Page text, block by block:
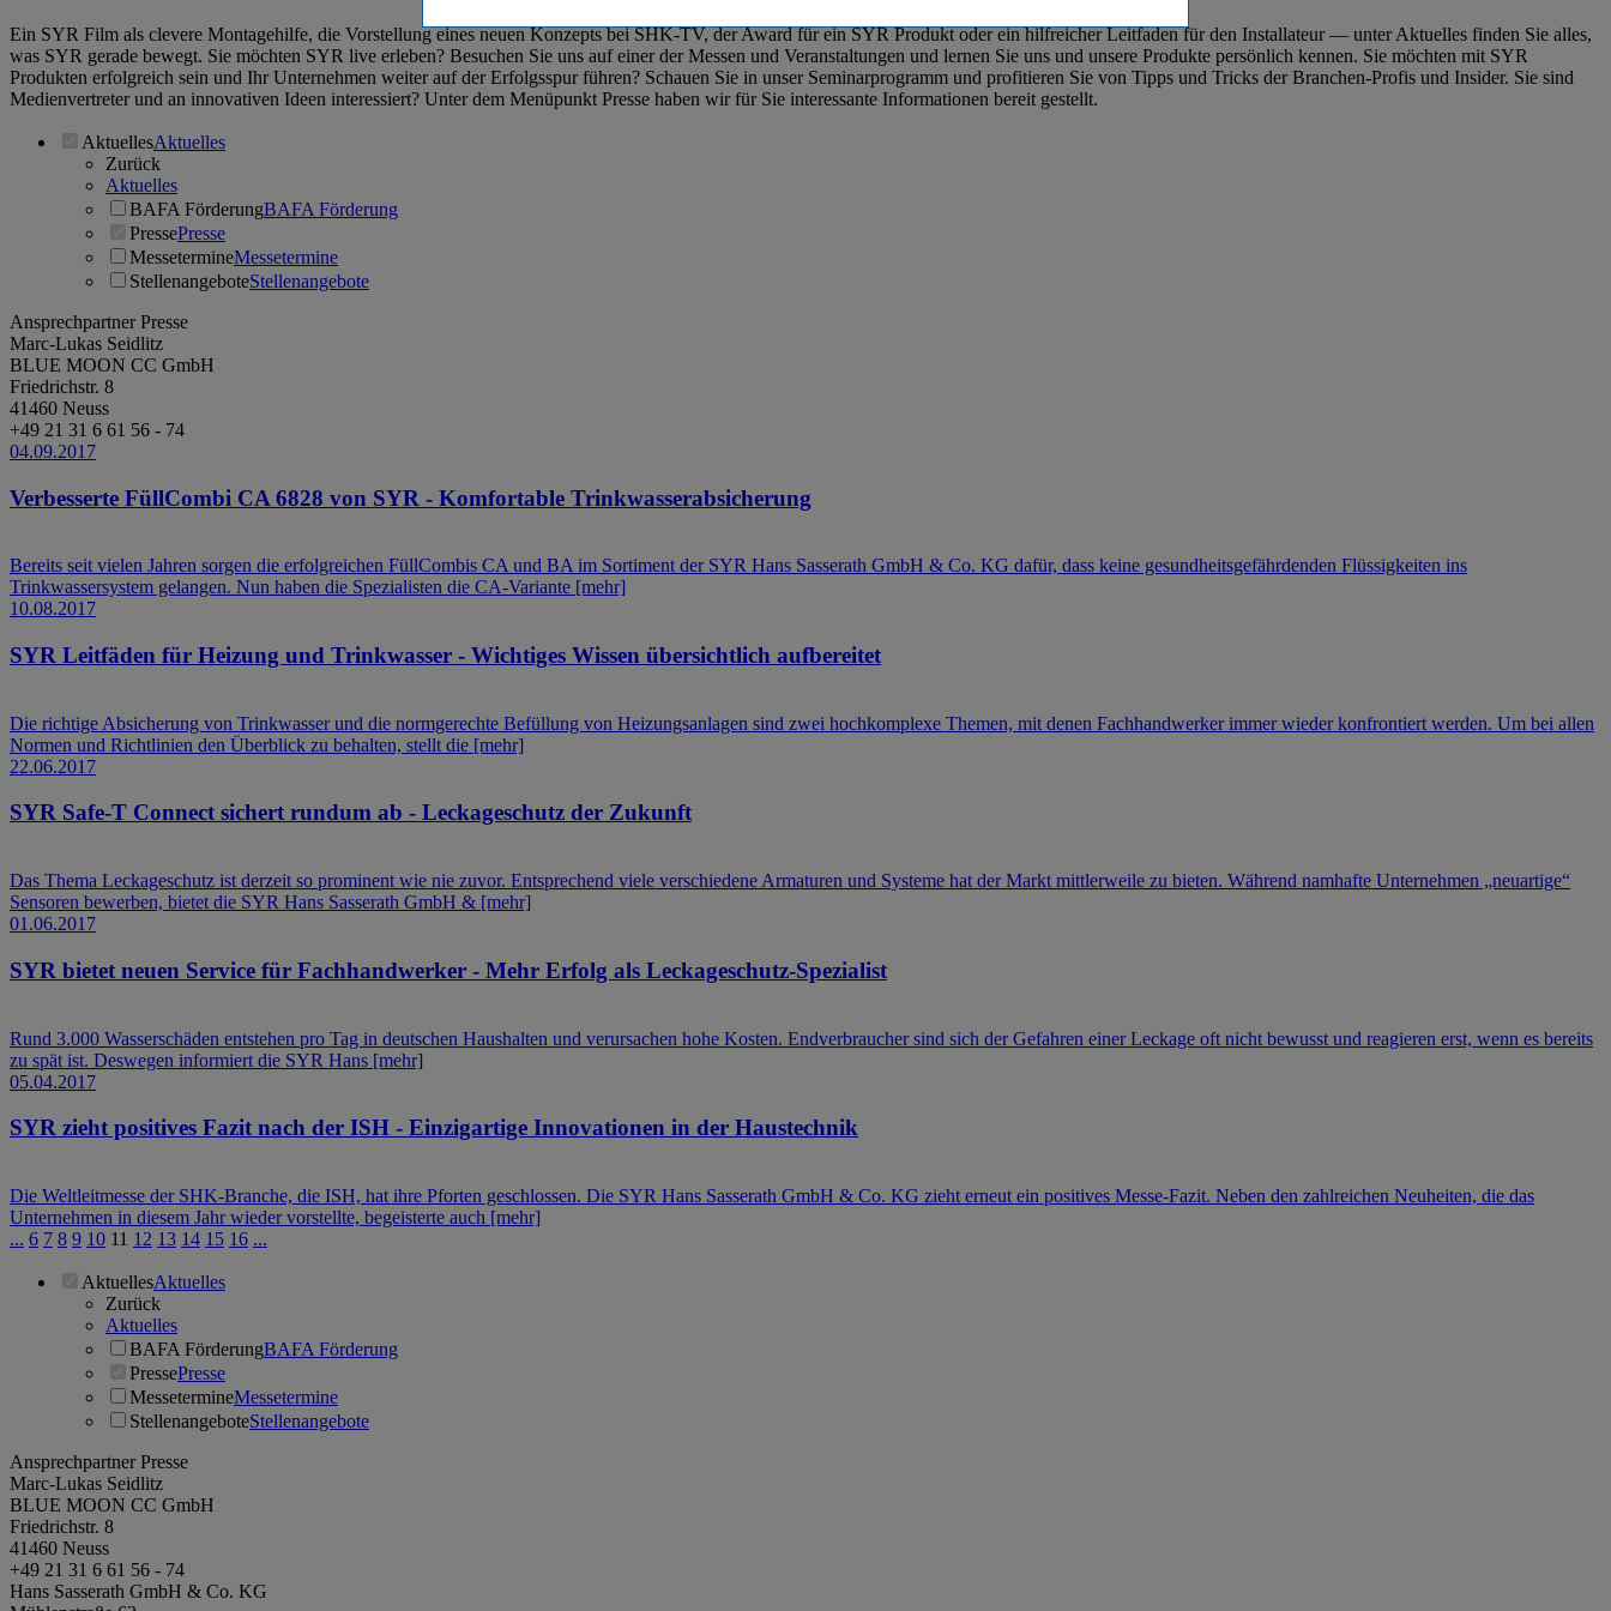
Ein SYR Film als clevere Montagehilfe, die Vorstellung eines neuen Konzepts bei SHK-TV, der Award für ein SYR Produkt oder ein hilfreicher Leitfaden für den Installateur ― unter Aktuelles finden Sie alles,
was SYR gerade bewegt. Sie möchten SYR live erleben? Besuchen Sie uns auf einer der Messen und Veranstaltungen und lernen Sie uns und unsere Produkte persönlich kennen. Sie möchten mit SYR
Produkten erfolgreich sein und Ihr Unternehmen weiter auf der Erfolgsspur führen? Schauen Sie in unser Seminarprogramm und profitieren Sie von Tipps und Tricks der Branchen-Profis und Insider. Sie sind
Medienvertreter und an innovativen Ideen interessiert? Unter dem Menüpunkt Presse haben wir für Sie interessante Informationen bereit gestellt.
AktuellesAktuelles
Zurück
Aktuelles
BAFA FörderungBAFA Förderung
PressePresse
MessetermineMessetermine
StellenangeboteStellenangebote
Ansprechpartner Presse
Marc-Lukas Seidlitz
BLUE MOON CC GmbH
Friedrichstr. 8
41460 Neuss
+49 21 31 6 61 56 - 74
04.09.2017
Verbesserte FüllCombi CA 6828 von SYR - Komfortable Trinkwasserabsicherung
Bereits seit vielen Jahren sorgen die erfolgreichen FüllCombis CA und BA im Sortiment der SYR Hans Sasserath GmbH & Co. KG dafür, dass keine gesundheitsgefährdenden Flüssigkeiten ins
Trinkwassersystem gelangen. Nun haben die Spezialisten die CA-Variante [mehr]
10.08.2017
SYR Leitfäden für Heizung und Trinkwasser - Wichtiges Wissen übersichtlich aufbereitet
Die richtige Absicherung von Trinkwasser und die normgerechte Befüllung von Heizungsanlagen sind zwei hochkomplexe Themen, mit denen Fachhandwerker immer wieder konfrontiert werden. Um bei allen
Normen und Richtlinien den Überblick zu behalten, stellt die [mehr]
22.06.2017
SYR Safe-T Connect sichert rundum ab - Leckageschutz der Zukunft
Das Thema Leckageschutz ist derzeit so prominent wie nie zuvor. Entsprechend viele verschiedene Armaturen und Systeme hat der Markt mittlerweile zu bieten. Während namhafte Unternehmen „neuartige“
Sensoren bewerben, bietet die SYR Hans Sasserath GmbH & [mehr]
01.06.2017
SYR bietet neuen Service für Fachhandwerker - Mehr Erfolg als Leckageschutz-Spezialist
Rund 3.000 Wasserschäden entstehen pro Tag in deutschen Haushalten und verursachen hohe Kosten. Endverbraucher sind sich der Gefahren einer Leckage oft nicht bewusst und reagieren erst, wenn es bereits
zu spät ist. Deswegen informiert die SYR Hans [mehr]
05.04.2017
SYR zieht positives Fazit nach der ISH - Einzigartige Innovationen in der Haustechnik
Die Weltleitmesse der SHK-Branche, die ISH, hat ihre Pforten geschlossen. Die SYR Hans Sasserath GmbH & Co. KG zieht erneut ein positives Messe-Fazit. Neben den zahlreichen Neuheiten, die das
Unternehmen in diesem Jahr wieder vorstellte, begeisterte auch [mehr]
... 6 7 8 9 10 11 12 13 14 15 16 ...
AktuellesAktuelles
Zurück
Aktuelles
BAFA FörderungBAFA Förderung
PressePresse
MessetermineMessetermine
StellenangeboteStellenangebote
Ansprechpartner Presse
Marc-Lukas Seidlitz
BLUE MOON CC GmbH
Friedrichstr. 8
41460 Neuss
+49 21 31 6 61 56 - 74
Hans Sasserath GmbH & Co. KG